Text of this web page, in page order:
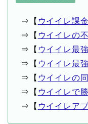
⇒【 ウイイレ課
⇒【 ウイイレの
⇒【 ウイイレ最
⇒【 ウイイレ最
⇒【 ウイイレの
⇒【 ウイイレで
⇒【 ウイイレア